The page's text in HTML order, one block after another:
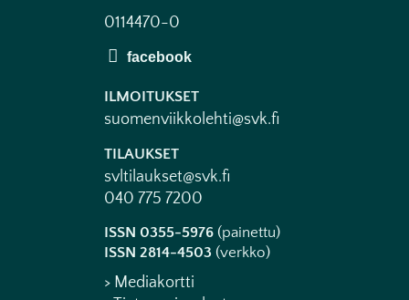
0114470-0
ILMOITUKSET
suomenviikkolehti@svk.fi
TILAUKSET
svltilaukset@svk.fi
040 775 7200
ISSN 0355-5976 (painettu)
ISSN 2814-4503 (verkko)
> Mediakortti